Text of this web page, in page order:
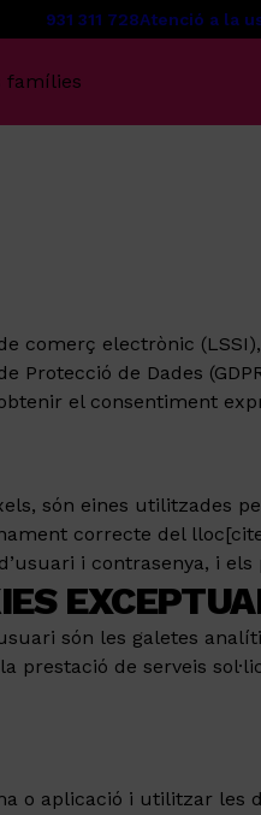
931 311 728Atenció a la
famílies
comerç electrònic
Protecció de Dades
el consentiment
són eines utilitzades
correcte del
i contrasenya, i els
són les galetes
prestació de serveis
o aplicació i utilitzar les